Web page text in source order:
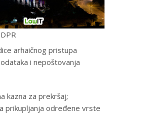
arhaičnog pristupa
i nepoštovanja
kazna za prekršaj;
prikupljanja određene vrste